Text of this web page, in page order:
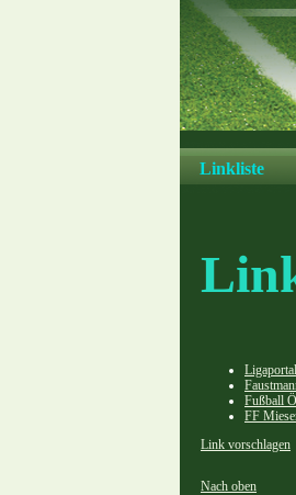
Linkliste
Ligaportal
Fußball
FF
Link vorschlagen
Nach oben